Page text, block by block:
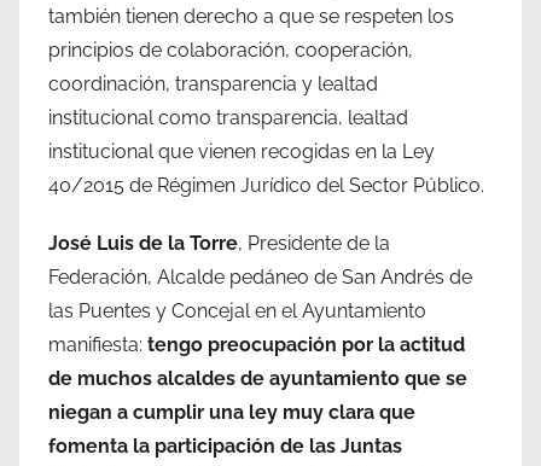
también tienen derecho a que se respeten los
principios de colaboración, cooperación,
coordinación, transparencia y lealtad
institucional como transparencia, lealtad
institucional que vienen recogidas en la Ley
40/2015 de Régimen Jurídico del Sector Público.
José Luis de la Torre, Presidente de la
Federación, Alcalde pedáneo de San Andrés de
las Puentes y Concejal en el Ayuntamiento
manifiesta: tengo preocupación por la actitud
de muchos alcaldes de ayuntamiento que se
niegan a cumplir una ley muy clara que
fomenta la participación de las Juntas